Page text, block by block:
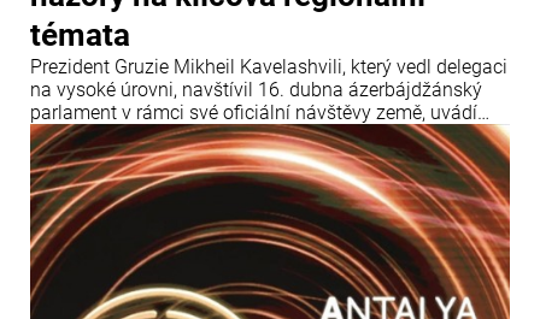
témata
Prezident Gruzie Mikheil Kavelashvili, který vedl delegaci
na vysoké úrovni, navštívil 16. dubna ázerbájdžánský
parlament v rámci své oficiální návštěvy země, uvádí
Info Bridge s odkazem na Trend.